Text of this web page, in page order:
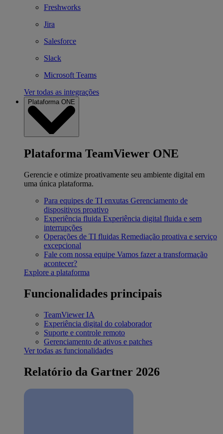
Freshworks
Jira
Salesforce
Slack
Microsoft Teams
Ver todas as integrações
Plataforma ONE
Plataforma TeamViewer ONE
Gerencie e otimize proativamente seu ambiente digital em
uma única plataforma.
Para equipes de TI enxutas Gerenciamento de
dispositivos proativo
Experiência fluida Experiência digital fluida e sem
interrupções
Operações de TI fluidas Remediação proativa e serviço
excepcional
Fale com nossa equipe Vamos fazer a transformação
acontecer?
Explore a plataforma
Funcionalidades principais
TeamViewer IA
Experiência digital do colaborador
Suporte e controle remoto
Gerenciamento de ativos e patches
Ver todas as funcionalidades
Relatório da Gartner 2026